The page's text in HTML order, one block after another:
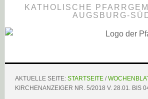
KATHOLISCHE
AUGSBURG-
AKTUELLE SEITE: STARTSEITE /
KIRCHENANZEIGER NR. 5/2018 V. 28.01. BIS